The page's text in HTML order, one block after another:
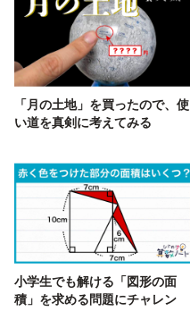
「月の土地」を買ったので、使
い道を真剣に考えてみる
小学生でも解ける「図形の面
積」を求める問題にチャレン